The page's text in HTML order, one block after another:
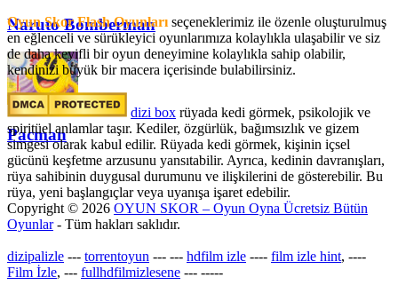
Naruto Bomberman
Pacman
Oyun Skor Flash Oyunları seçeneklerimiz ile özenle oluşturulmuş
en eğlenceli ve sürükleyici oyunlarımıza kolaylıkla ulaşabilir ve siz
de daha keyifli bir oyun deneyimine kolaylıkla sahip olabilir,
kendinizi büyük bir macera içerisinde bulabilirsiniz.
dizi box rüyada kedi görmek​, psikolojik ve
spiritüel anlamlar taşır. Kediler, özgürlük, bağımsızlık ve gizem
simgesi olarak kabul edilir. Rüyada kedi görmek, kişinin içsel
gücünü keşfetme arzusunu yansıtabilir. Ayrıca, kedinin davranışları,
rüya sahibinin duygusal durumunu ve ilişkilerini de gösterebilir. Bu
rüya, yeni başlangıçlar veya uyanışa işaret edebilir.
Copyright © 2026 OYUN SKOR – Oyun Oyna Ücretsiz Bütün
Oyunlar- Tüm hakları saklıdır.
dizipalizle --- torrentoyun --- --- hdfilm izle ---- film izle hint, ----
Film İzle, --- fullhdfilmizlesene --- -----